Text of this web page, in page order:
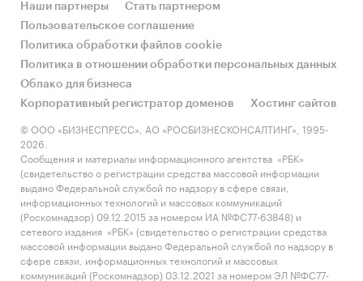
• Какое место регион занимает в России и в
своем федеральном округе по объему продаж
и по продажам на душу населения?
• К какому сегменту можно отнести рынок по
размеру и темпом роста (малый/крупный, с
опережающей динамикой/с отстающей
динамикой) в стратегической перспективе и в
текущей ситуации? Меняются ли позиции
региона с течением времени?
• Насколько рынок насыщен и какой у региона
потенциал роста, если сравнить его с
регионами со схожими доходами, со схожей
долей расходов на игры и игрушки и с
Наши партнеры
Стать партнером
Пользовательское соглашение
Политика обработки файлов cookie
Политика в отношении обработки персональных данных
Облако для бизнеса
Корпоративный регистратор доменов
Хостинг сайтов
© ООО «БИЗНЕСПРЕСС», АО «РОСБИЗНЕСКОНСАЛТИНГ», 1995-
2026.
Сообщения и материалы информационного агентства «РБК»
(свидетельство о регистрации средства массовой информации
выдано Федеральной службой по надзору в сфере связи,
информационных технологий и массовых коммуникаций
(Роскомнадзор) 09.12.2015 за номером ИА №ФС77-63848) и
сетевого издания «РБК» (свидетельство о регистрации средства
массовой информации выдано Федеральной службой по надзору в
сфере связи, информационных технологий и массовых
коммуникаций (Роскомнадзор) 03.12.2021 за номером ЭЛ №ФС77-